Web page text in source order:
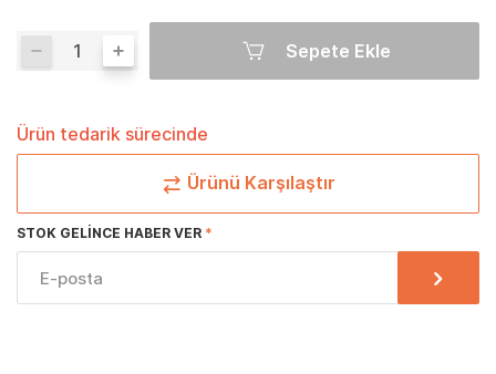
Sepete Ekle
Ürün tedarik sürecinde
Ürünü Karşılaştır
STOK GELINCE HABER VER